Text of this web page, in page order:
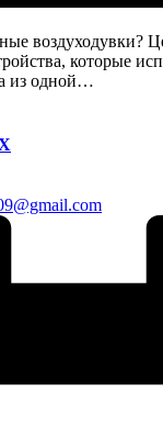
воздуходувки?
которые
из одной…